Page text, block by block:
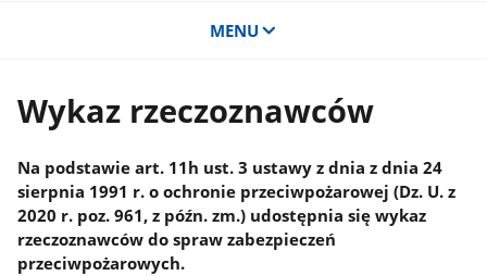
MENU
Wykaz rzeczoznawców
Na podstawie art. 11h ust. 3 ustawy z dnia z dnia 24
sierpnia 1991 r. o ochronie przeciwpożarowej (Dz. U. z
2020 r. poz. 961, z późn. zm.) udostępnia się wykaz
rzeczoznawców do spraw zabezpieczeń
przeciwpożarowych.